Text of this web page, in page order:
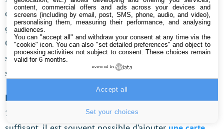
qualité d’affichage. Mais là, où les produits de cette
gamme sont en difficulté c’est sur le volet photo.
Généralement, dans ce domaine les performances ne
sont pas incroyables, même si cela varie d’un
smartphone à l’autre.
Enfin, en termes de capacités de stockage, on trouve
128 ou 256 Go de capacité. Mais si cela n’est pas
content, commercial offers and ads across your devices and
screens (including by email, post, SMS, phone, audio, and video),
personalising them, measuring their performance, and analysing
audiences.
You can "accept all" and withdraw your consent at any time via the
"cookie" icon. You can also "set detailed preferences" and object to
processing activities not subject to consent. These choices remain
valid for 6 months.
powered by
Set your choices
Accept all